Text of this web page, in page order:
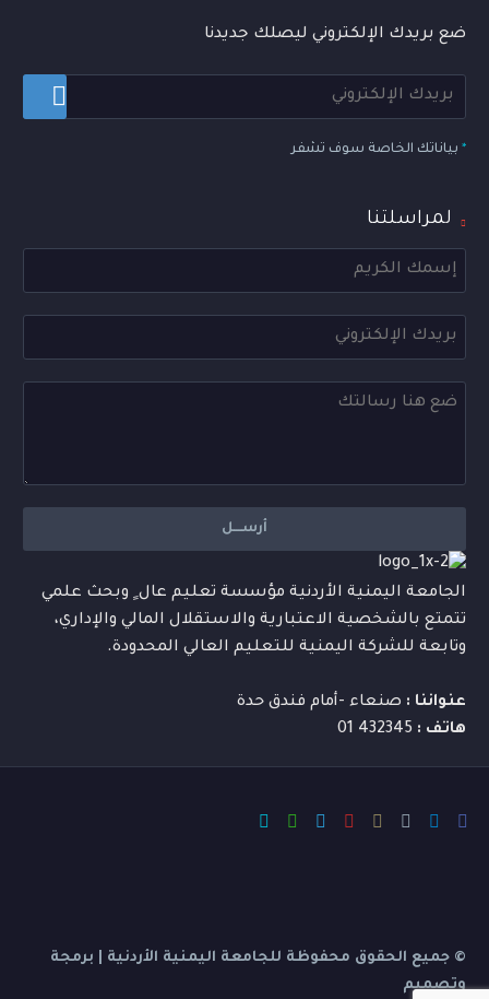
ضع بريدك الإلكتروني ليصلك جديدنا
* بياناتك الخاصة سوف تشفر
لمراسلتنا
الجامعة اليمنية الأردنية مؤسسة تعليم عال ٍ وبحث علمي
تتمتع بالشخصية الاعتبارية والاستقلال المالي والإداري،
وتابعة للشركة اليمنية للتعليم العالي المحدودة.
عنواننا : صنعاء -أمام فندق حدة
هاتف :
© جميع الحقوق محفوظة للجامعة اليمنية الأردنية | برمجة
وتصميم